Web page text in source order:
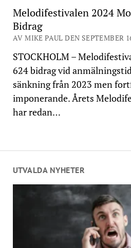
UTVALDA NYHETER
Melodifestivalen 2024
Bidrag
AV MIKE PAUL DEN SEPTEMBER
STOCKHOLM –
624 bidrag vid
sänkning från 2023 men
imponerande. Årets
har redan…